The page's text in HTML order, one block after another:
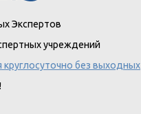
Экспертов
учреждений
круглосуточно без выходных